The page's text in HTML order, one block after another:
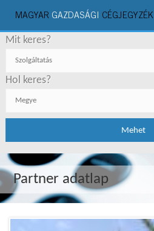
MAGYAR GAZDASÁGI CÉGJEGYZÉK
Mit keres?
Hol keres?
Partner adatlap